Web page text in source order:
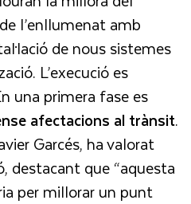
l’enllumenat amb
de nous sistemes
L’execució es
una primera fase es
afectacions al trànsit.
Garcés, ha valorat
destacant que “aquesta
per millorar un punt